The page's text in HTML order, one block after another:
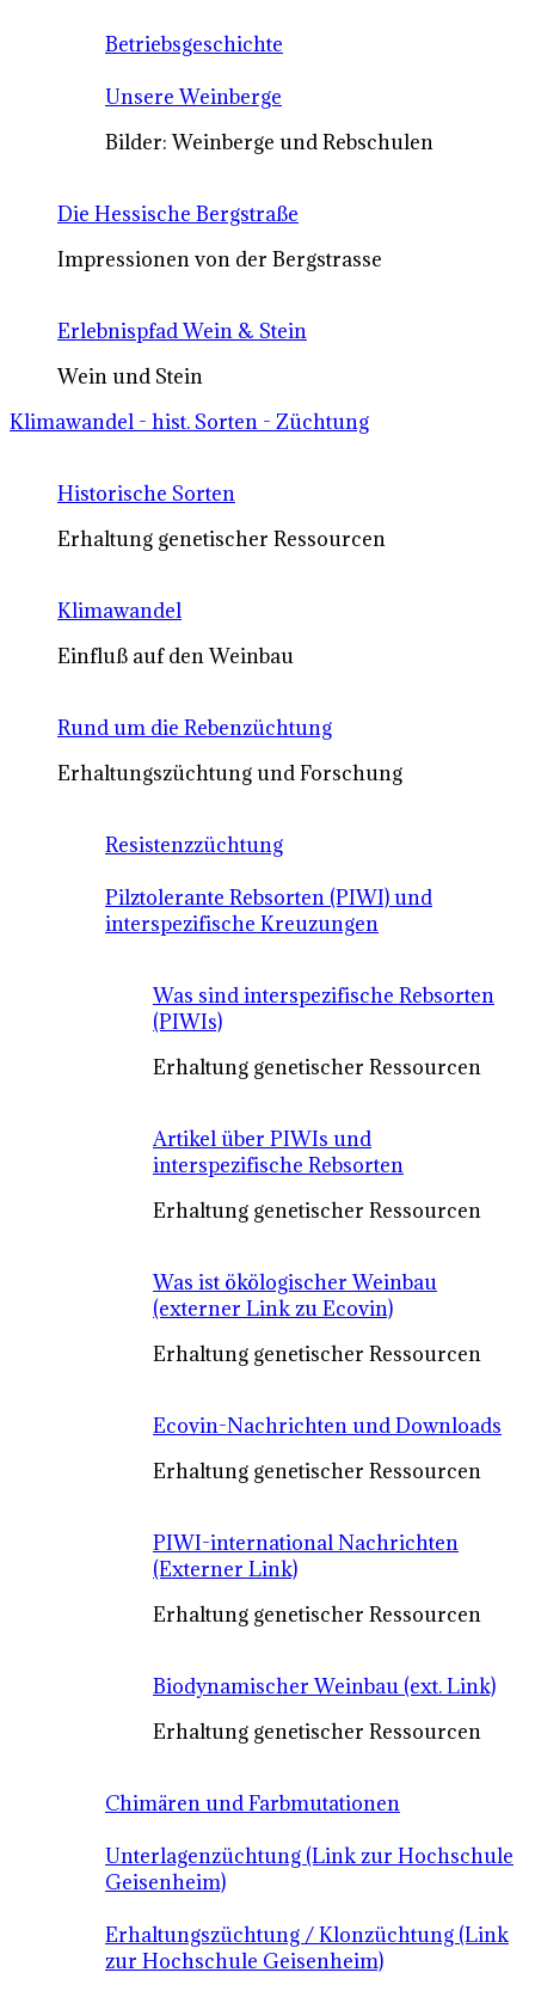
Betriebsgeschichte
Unsere Weinberge
Bilder: Weinberge und Rebschulen
Die Hessische Bergstraße
Impressionen von der Bergstrasse
Erlebnispfad Wein & Stein
Wein und Stein
Klimawandel - hist. Sorten - Züchtung
Historische Sorten
Erhaltung genetischer Ressourcen
Klimawandel
Einfluß auf den Weinbau
Rund um die Rebenzüchtung
Erhaltungszüchtung und Forschung
Resistenzzüchtung
Pilztolerante Rebsorten (PIWI) und
interspezifische Kreuzungen
Was sind interspezifische Rebsorten
(PIWIs)
Erhaltung genetischer Ressourcen
Artikel über PIWIs und
interspezifische Rebsorten
Erhaltung genetischer Ressourcen
Was ist ökölogischer Weinbau
(externer Link zu Ecovin)
Erhaltung genetischer Ressourcen
Ecovin-Nachrichten und Downloads
Erhaltung genetischer Ressourcen
PIWI-international Nachrichten
(Externer Link)
Erhaltung genetischer Ressourcen
Biodynamischer Weinbau (ext. Link)
Erhaltung genetischer Ressourcen
Chimären und Farbmutationen
Unterlagenzüchtung (Link zur Hochschule
Geisenheim)
Erhaltungszüchtung / Klonzüchtung (Link
zur Hochschule Geisenheim)